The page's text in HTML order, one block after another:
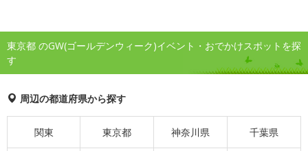
東京都 のGW(ゴールデンウィーク)イベント・おでかけスポットを探
す
周辺の都道府県から探す
関東 東京都 神奈川県 千葉県